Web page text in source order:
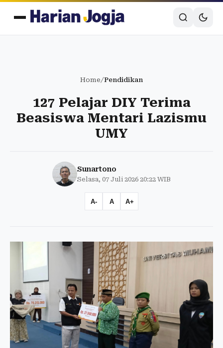
Home/Pendidikan
127 Pelajar DIY Terima
Beasiswa Mentari Lazismu
UMY
Sunartono
Selasa, 07 Juli 2026 20:22 WIB
A- A A+